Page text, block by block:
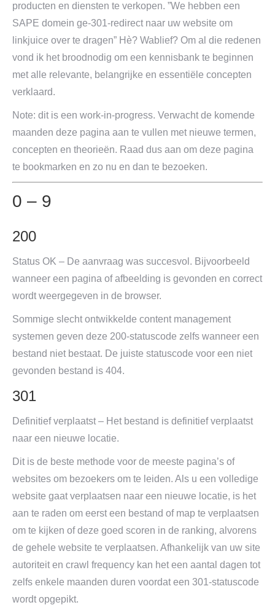
producten en diensten te verkopen. ”We hebben een
SAPE domein ge-301-redirect naar uw website om
linkjuice over te dragen” Hè? Wablief? Om al die redenen
vond ik het broodnodig om een kennisbank te beginnen
met alle relevante, belangrijke en essentiële concepten
verklaard.
Note: dit is een work-in-progress. Verwacht de komende
maanden deze pagina aan te vullen met nieuwe termen,
concepten en theorieën. Raad dus aan om deze pagina
te bookmarken en zo nu en dan te bezoeken.
0 – 9
200
Status OK – De aanvraag was succesvol. Bijvoorbeeld
wanneer een pagina of afbeelding is gevonden en correct
wordt weergegeven in de browser.
Sommige slecht ontwikkelde content management
systemen geven deze 200-statuscode zelfs wanneer een
bestand niet bestaat. De juiste statuscode voor een niet
gevonden bestand is 404.
301
Definitief verplaatst – Het bestand is definitief verplaatst
naar een nieuwe locatie.
Dit is de beste methode voor de meeste pagina’s of
websites om bezoekers om te leiden. Als u een volledige
website gaat verplaatsen naar een nieuwe locatie, is het
aan te raden om eerst een bestand of map te verplaatsen
om te kijken of deze goed scoren in de ranking, alvorens
de gehele website te verplaatsen. Afhankelijk van uw site
autoriteit en crawl frequency kan het een aantal dagen tot
zelfs enkele maanden duren voordat een 301-statuscode
wordt opgepikt.